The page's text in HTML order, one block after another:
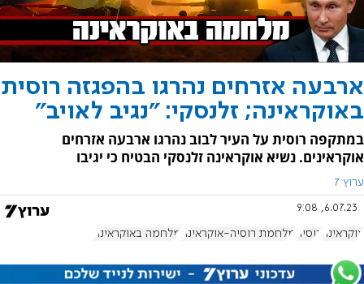
ארבעה אזרחים נהרגו בהפגזה רוסית
באוקראינה; זלנסקי: "נגיב לאויב"
במתקפה רוסית על העיר לבוב נהרגו ארבעה אזרחים
אוקראינים. נשיא אוקראינה זלנסקי הבטיח כי יגיבו
ערוץ 7
6.07.23, 9:08
אוקראינה רוסיה מלחמת רוסיה-אוקראינה מלחמה באוקראינה